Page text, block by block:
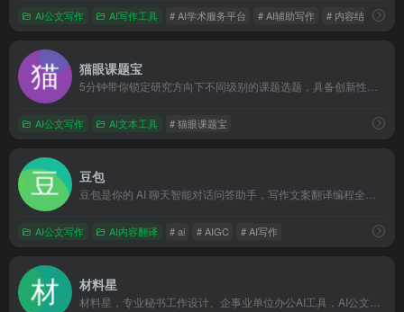
AI公文写作 AI写作工具 # AI学术服务平台 # AI辅助写作 # 内容结构优化
猫眼课题宝
AI公文写作 AI文本工具 # 猫眼课题宝
豆包
AI公文写作 AI内容翻译 # ai # AIGC # AI写作
材料星